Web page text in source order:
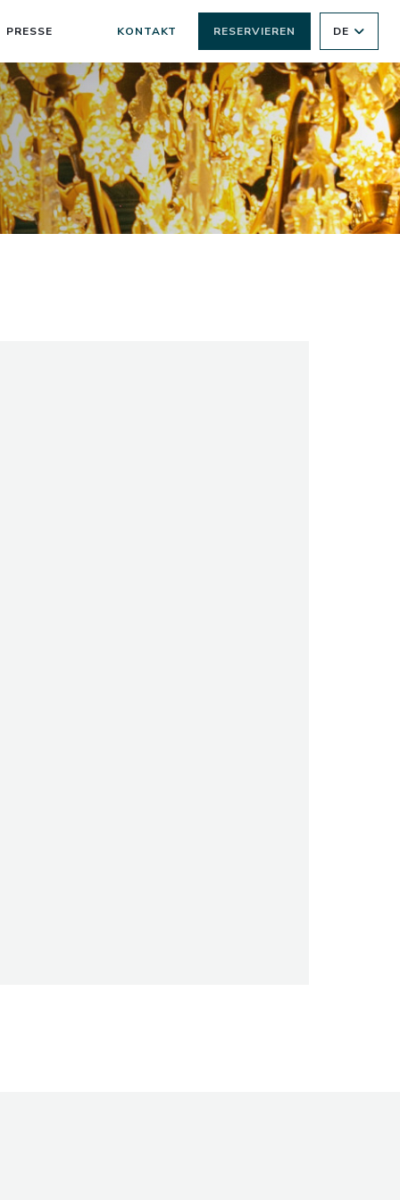
PRESSE KONTAKT RESERVIEREN DE